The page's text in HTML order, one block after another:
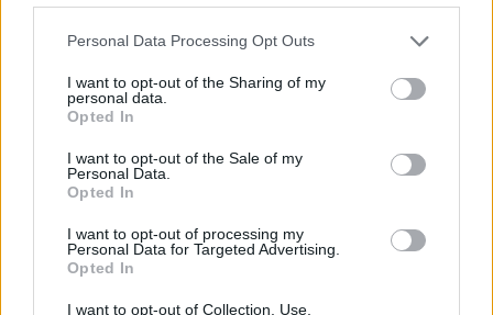
Please note that this website/app uses one or more Google
not limited to your visit or usage behaviour. You may click to
grant or deny consent to Google and its third-party tags to
use your data for below specified purposes in below Google
consent section.
Personal Data Processing Opt Outs
I want to opt-out of the Sharing of my
personal data.
Opted In
I want to opt-out of the Sale of my
Personal Data.
Opted In
I want to opt-out of processing my
Personal Data for Targeted Advertising.
Opted In
I want to opt-out of Collection, Use,
– Vi har et like stort team som syv andre nasjoner,
sier Monsen, som heller peker på at Norge har
flinke smørere som ofte treffer bra. Han peker også
på skikulturen i Norge og det at vi har enormt
mange ungdommer som satser på ski.
Fredagens vinner Martin Løwstrøm Nyenget tror
grunn av den enorme konkurransen om VM-
billettene.